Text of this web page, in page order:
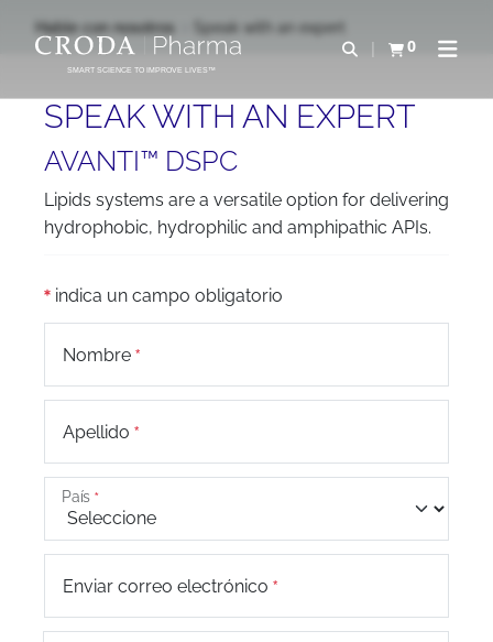
CONTENIDOSMART SCIENCE TO IMPROVE LIVES™
Abrir0
Ver carritoAbrir
Hable con nosotros Speak with an expert
SPEAK WITH AN EXPERT
AVANTI™ DSPC
Lipids systems are a versatile option for delivering
hydrophobic, hydrophilic and amphipathic APIs.
indica un campo obligatorio
Nombre
Apellido
País
Enviar correo electrónico
+44